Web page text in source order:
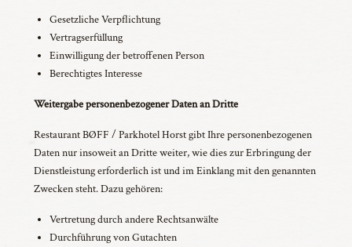
Gesetzliche Verpflichtung
Vertragserfüllung
Einwilligung der betroffenen Person
Berechtigtes Interesse
Weitergabe personenbezogener Daten an Dritte
Restaurant BØFF / Parkhotel Horst gibt Ihre personenbezogenen
Daten nur insoweit an Dritte weiter, wie dies zur Erbringung der
Dienstleistung erforderlich ist und im Einklang mit den genannten
Zwecken steht. Dazu gehören:
Vertretung durch andere Rechtsanwälte
Durchführung von Gutachten